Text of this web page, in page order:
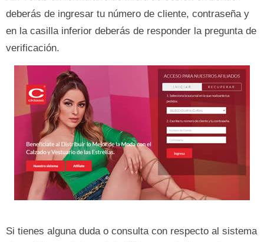
deberás de ingresar tu número de cliente, contraseña y
en la casilla inferior deberás de responder la pregunta de
verificación.
Si tienes alguna duda o consulta con respecto al sistema